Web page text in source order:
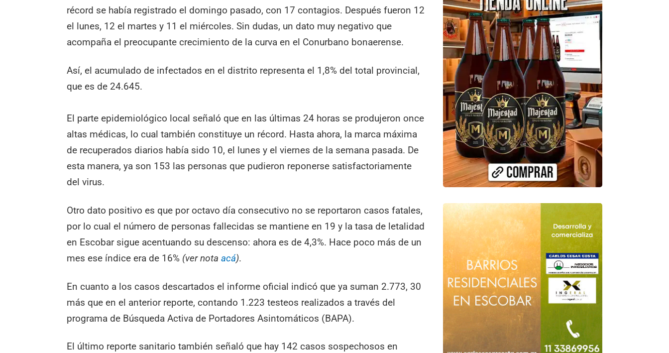
récord se había registrado el domingo pasado, con 17 contagios. Después fueron 12
el lunes, 12 el martes y 11 el miércoles. Sin dudas, un dato muy negativo que
acompaña el preocupante crecimiento de la curva en el Conurbano bonaerense.
Así, el acumulado de infectados en el distrito representa el 1,8% del total provincial,
que es de 24.645.
El parte epidemiológico local señaló que en las últimas 24 horas se produjeron once
altas médicas, lo cual también constituye un récord. Hasta ahora, la marca máxima
de recuperados diarios había sido 10, el lunes y el viernes de la semana pasada. De
esta manera, ya son 153 las personas que pudieron reponerse satisfactoriamente
del virus.
Otro dato positivo es que por octavo día consecutivo no se reportaron casos fatales,
por lo cual el número de personas fallecidas se mantiene en 19 y la tasa de letalidad
en Escobar sigue acentuando su descenso: ahora es de 4,3%. Hace poco más de un
mes ese índice era de 16% (ver notaacá).
En cuanto a los casos descartados el informe oficial indicó que ya suman 2.773, 30
más que en el anterior reporte, contando 1.223 testeos realizados a través del
programa de Búsqueda Activa de Portadores Asintomáticos (BAPA).
El último reporte sanitario también señaló que hay 142 casos sospechosos en